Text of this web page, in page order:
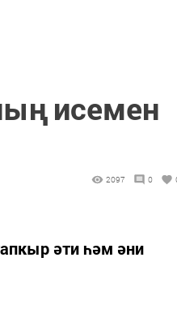
исемен
2097 0
әти һәм әни